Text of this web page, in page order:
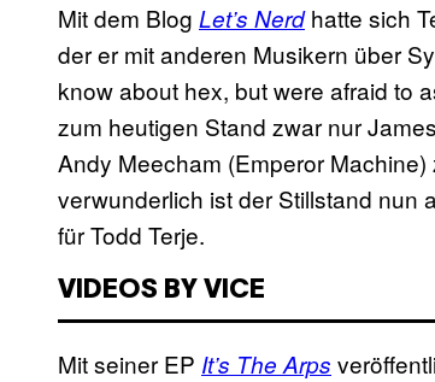
Mit dem Blog Let’s Nerdhatte sich
der er mit anderen Musikern über
know about hex, but were afraid to
zum heutigen Stand zwar nur
Andy Meecham (Emperor
verwunderlich ist der Stillstand nun
für Todd Terje.
VIDEOS BY VICE
Mit seiner EP It’s The Arps